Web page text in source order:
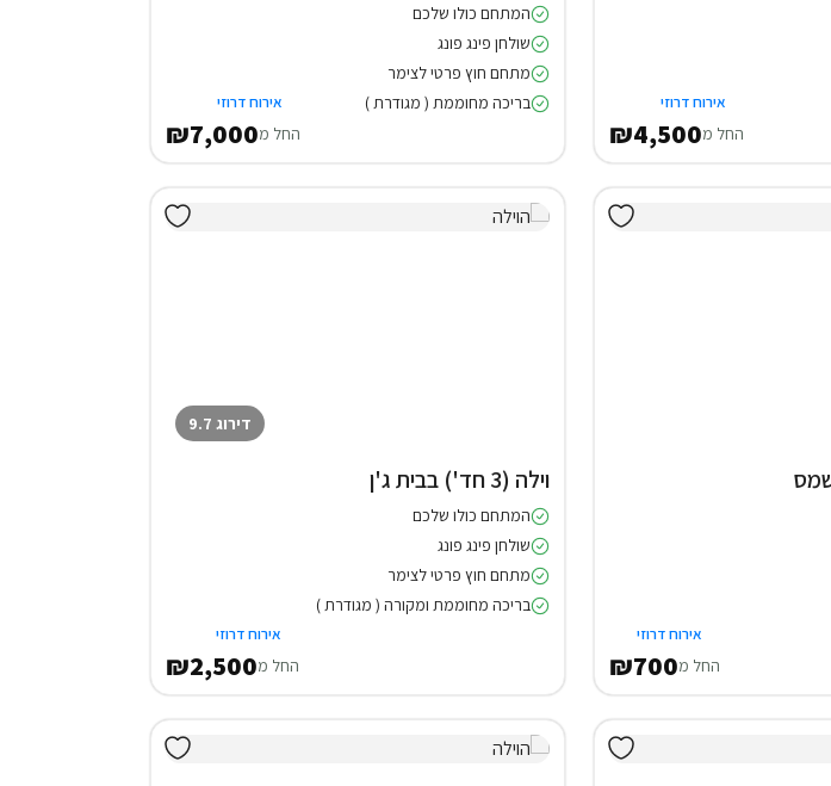
אירוח דרוזי
החל מ₪4,500
המתחם כולו שלכם
שולחן פינג פונג
מתחם חוץ פרטי לצימר
בריכה מחוממת ( מגודרת )
אירוח דרוזי
החל מ₪7,000
אירוח דרוזי
החל מ₪700
דירוג 9.7
וילה (3 חד') בבית ג'ן
המתחם כולו שלכם
שולחן פינג פונג
מתחם חוץ פרטי לצימר
בריכה מחוממת ומקורה ( מגודרת )
אירוח דרוזי
החל מ₪2,500